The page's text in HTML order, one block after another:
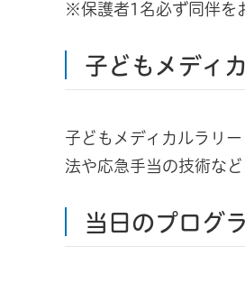
※保護者1名必ず同伴を
子どもメディ
子どもメディカルラリ
法や応急手当の技術な
当日のプログ